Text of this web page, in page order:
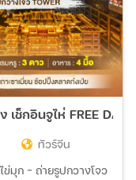
เช็กอินจูไห่ FREE
ทัวร์จีน
ข่มุก - ถ่ายรูปกวางโจว